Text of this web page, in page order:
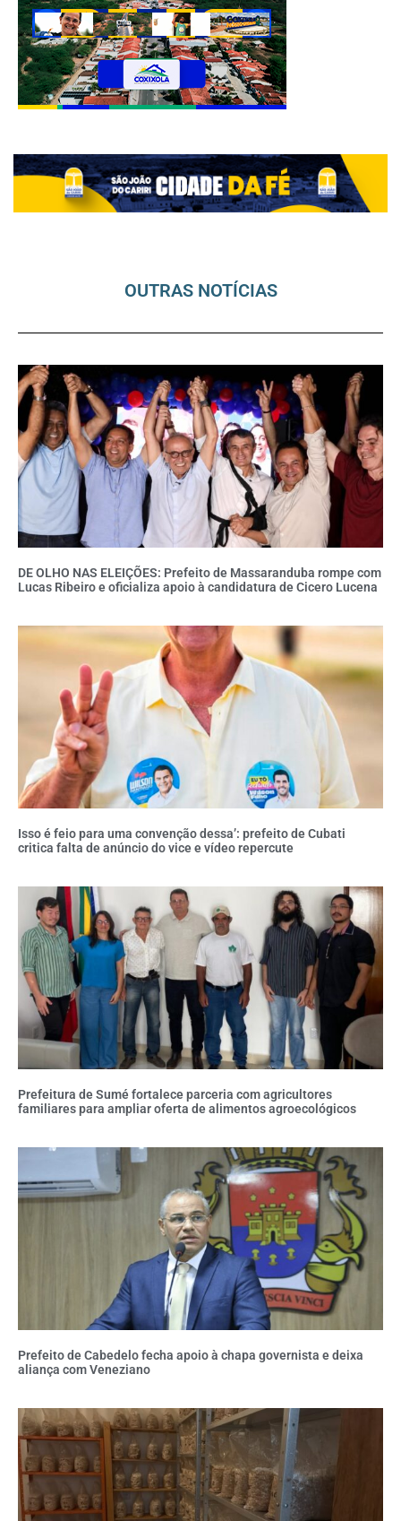
OUTRAS NOTÍCIAS
DE OLHO NAS ELEIÇÕES: Prefeito de Massaranduba rompe com
Lucas Ribeiro e oficializa apoio à candidatura de Cicero Lucena
Isso é feio para uma convenção dessa’: prefeito de Cubati
critica falta de anúncio do vice e vídeo repercute
Prefeitura de Sumé fortalece parceria com agricultores
familiares para ampliar oferta de alimentos agroecológicos
Prefeito de Cabedelo fecha apoio à chapa governista e deixa
aliança com Veneziano